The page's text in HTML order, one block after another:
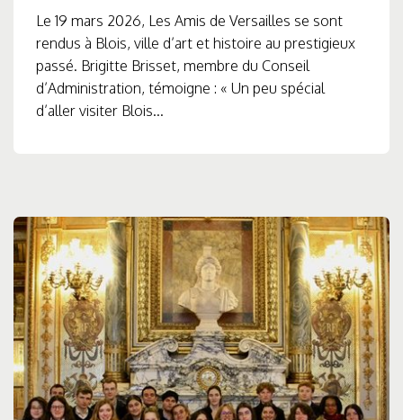
Le 19 mars 2026, Les Amis de Versailles se sont
rendus à Blois, ville d’art et histoire au prestigieux
passé. Brigitte Brisset, membre du Conseil
d’Administration, témoigne : « Un peu spécial
d’aller visiter Blois...